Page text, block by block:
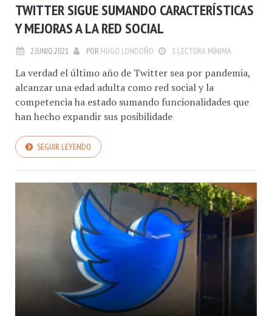
TWITTER SIGUE SUMANDO CARACTERÍSTICAS
Y MEJORAS A LA RED SOCIAL
2.JUNIO.2021 POR HUGO LONDOÑO 1 LECTURA MÍNIMA
La verdad el último año de Twitter sea por pandemia,
alcanzar una edad adulta como red social y la
competencia ha estado sumando funcionalidades que
han hecho expandir sus posibilidade
SEGUIR LEYENDO